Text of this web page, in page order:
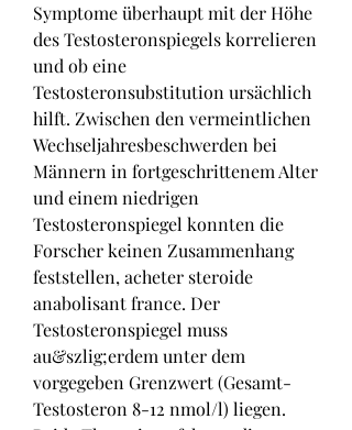
Symptome überhaupt mit der Höhe
des Testosteronspiegels korrelieren
und ob eine
Testosteronsubstitution ursächlich
hilft. Zwischen den vermeintlichen
Wechseljahresbeschwerden bei
Männern in fortgeschrittenem Alter
und einem niedrigen
Testosteronspiegel konnten die
Forscher keinen Zusammenhang
feststellen, acheter steroide
anabolisant france. Der
Testosteronspiegel muss
au&szlig;erdem unter dem
vorgegeben Grenzwert (Gesamt-
Testosteron 8-12 nmol/l) liegen.